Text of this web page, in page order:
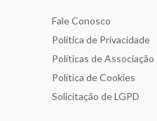
Fale Conosco
Política de Privacidade
Políticas de Associação
Política de Cookies
Solicitação de LGPD